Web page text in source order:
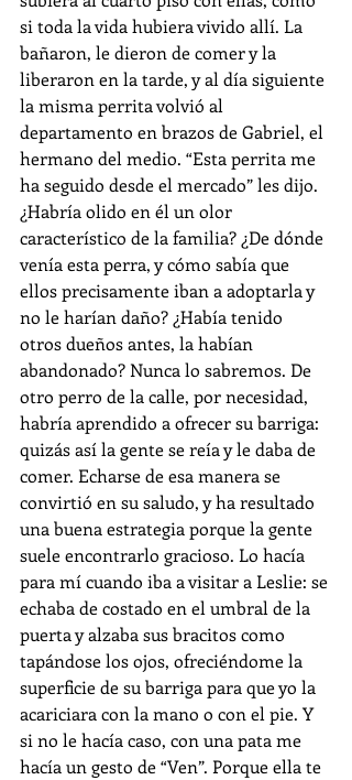
si toda la vida hubiera vivido allí. La
bañaron, le dieron de comer y la
liberaron en la tarde, y al día siguiente
la misma perrita volvió al
departamento en brazos de Gabriel, el
hermano del medio. “Esta perrita me
ha seguido desde el mercado” les dijo.
¿Habría olido en él un olor
característico de la familia? ¿De dónde
venía esta perra, y cómo sabía que
ellos precisamente iban a adoptarla y
no le harían daño? ¿Había tenido
otros dueños antes, la habían
abandonado? Nunca lo sabremos. De
otro perro de la calle, por necesidad,
habría aprendido a ofrecer su barriga:
quizás así la gente se reía y le daba de
comer. Echarse de esa manera se
convirtió en su saludo, y ha resultado
una buena estrategia porque la gente
suele encontrarlo gracioso. Lo hacía
para mí cuando iba a visitar a Leslie: se
echaba de costado en el umbral de la
puerta y alzaba sus bracitos como
tapándose los ojos, ofreciéndome la
superficie de su barriga para que yo la
acariciara con la mano o con el pie. Y
si no le hacía caso, con una pata me
hacía un gesto de “Ven”. Porque ella te